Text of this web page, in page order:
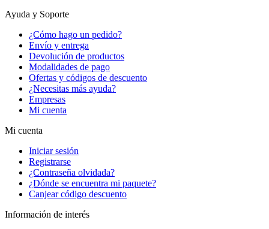
Ayuda y Soporte
¿Cómo hago un pedido?
Envío y entrega
Devolución de productos
Modalidades de pago
Ofertas y códigos de descuento
¿Necesitas más ayuda?
Empresas
Mi cuenta
Mi cuenta
Iniciar sesión
Registrarse
¿Contraseña olvidada?
¿Dónde se encuentra mi paquete?
Canjear código descuento
Información de interés